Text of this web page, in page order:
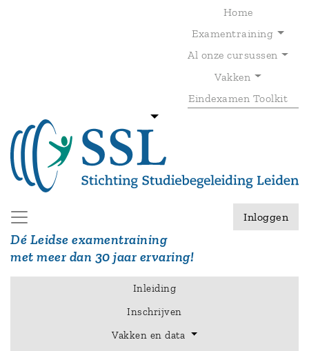
Home
Examentraining
Al onze cursussen
Vakken
Eindexamen Toolkit
Dé Leidse examentraining
met meer dan 30 jaar ervaring!
Inloggen
Inleiding
Inschrijven
Vakken en data